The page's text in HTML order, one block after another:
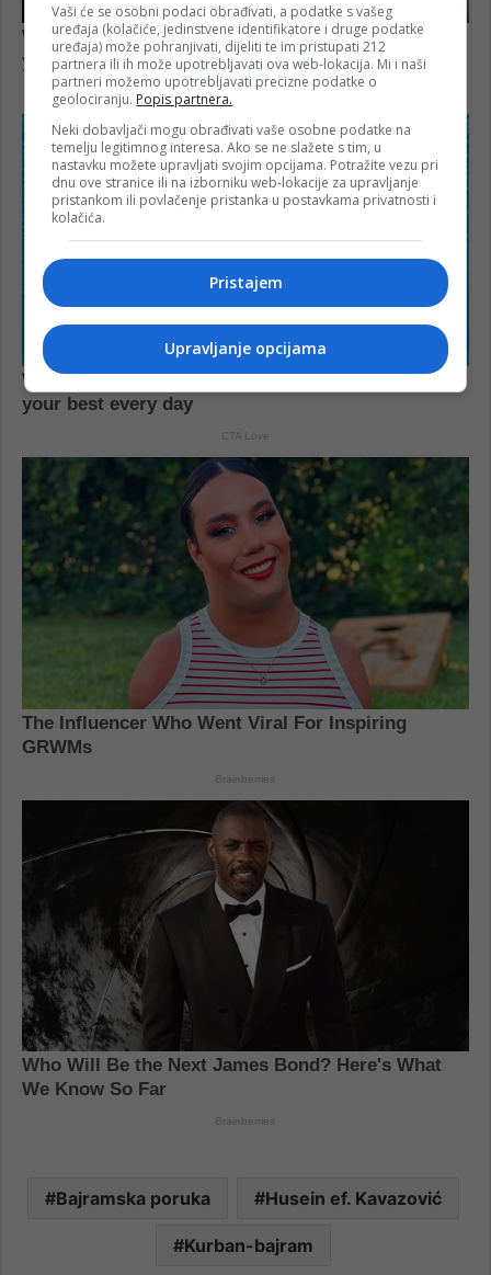
Bajramska poruka Husein ef. Kavazović
Kurban-bajram
Vaši će se osobni podaci obrađivati, a podatke s vašeg
uređaja (kolačiće, jedinstvene identifikatore i druge podatke
uređaja) može pohranjivati, dijeliti te im pristupati 212
partnera ili ih može upotrebljavati ova web-lokacija. Mi i naši
partneri možemo upotrebljavati precizne podatke o
geolociranju. Popis partnera.
Neki dobavljači mogu obrađivati vaše osobne podatke na
temelju legitimnog interesa. Ako se ne slažete s tim, u
nastavku možete upravljati svojim opcijama. Potražite vezu pri
dnu ove stranice ili na izborniku web-lokacije za upravljanje
pristankom ili povlačenje pristanka u postavkama privatnosti i
kolačića.
Pristajem
Upravljanje opcijama